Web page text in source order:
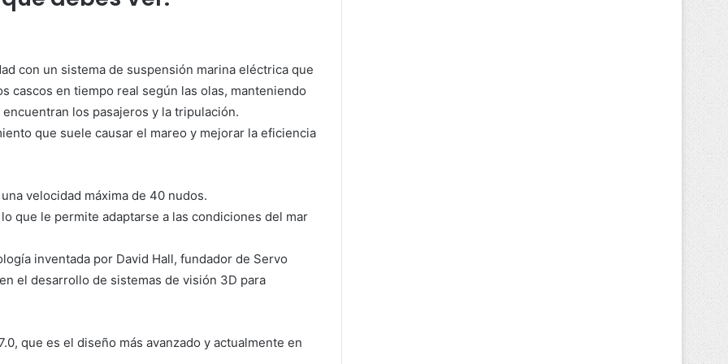
con un sistema de suspensión marina eléctrica que
cascos en tiempo real según las olas, manteniendo
los pasajeros y la tripulación.
que suele causar el mareo y mejorar la eficiencia
velocidad máxima de 40 nudos.
que le permite adaptarse a las condiciones del mar
inventada por David Hall, fundador de Servo
el desarrollo de sistemas de visión 3D para
que es el diseño más avanzado y actualmente en